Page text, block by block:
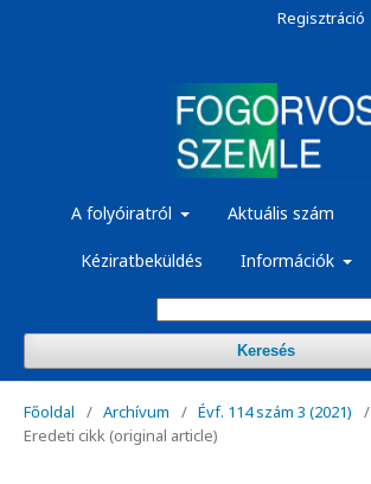
A folyóiratról Aktuális szám
Kéziratbeküldés Információk
Keresés
Regisztráció
Főoldal / Archívum / Évf. 114 szám 3 (2021)
/
Eredeti cikk (original article)